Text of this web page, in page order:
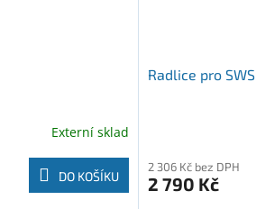
Externí sklad
DO KOŠÍKU
Radlice pro
2 306 Kč bez DPH
2 790 Kč